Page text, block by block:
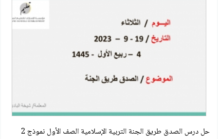
حل درس الصدق طريق الجنة التربية الإسلامية الصف الأول نموذج 2